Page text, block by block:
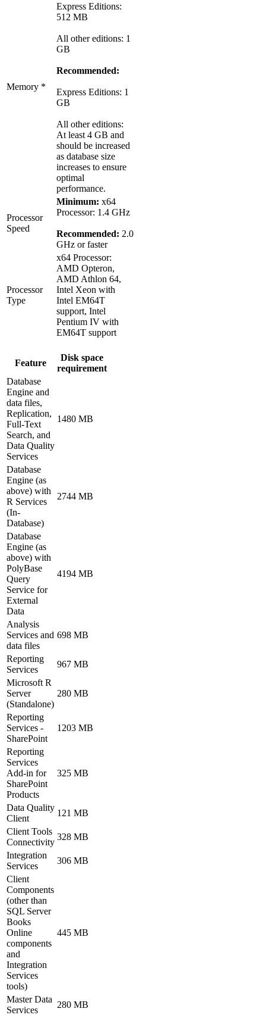
Memory *
Express Editions:
512 MB
All other editions: 1
GB
Recommended:
Express Editions: 1
GB
All other editions:
At least 4 GB and
should be increased
as database size
increases to ensure
optimal
performance.
Processor
Speed
Minimum: x64
Processor: 1.4 GHz
Recommended: 2.0
GHz or faster
Processor
Type
x64 Processor:
AMD Opteron,
AMD Athlon 64,
Intel Xeon with
Intel EM64T
support, Intel
Pentium IV with
EM64T support
Feature
Disk space
requirement
Database
Engine and
data files,
Replication,
Full-Text
Search, and
Data Quality
Services
1480 MB
Database
Engine (as
above) with
R Services
(In-
Database)
2744 MB
Database
Engine (as
above) with
PolyBase
Query
Service for
External
Data
4194 MB
Analysis
Services and
data files
698 MB
Reporting
Services
967 MB
Microsoft R
Server
(Standalone)
280 MB
Reporting
Services -
SharePoint
1203 MB
Reporting
Services
Add-in for
SharePoint
Products
325 MB
Data Quality
Client
121 MB
Client Tools
Connectivity
328 MB
Integration
Services
306 MB
Client
Components
(other than
SQL Server
Books
Online
components
and
Integration
Services
tools)
445 MB
Master Data
Services
280 MB